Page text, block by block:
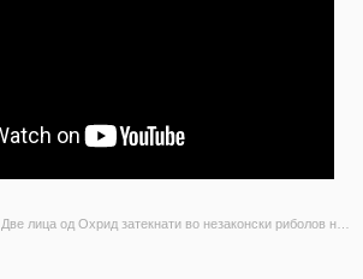
Две лица од Охрид затекнати во незаконски риболов на крајбрежјето од Охридско езеро